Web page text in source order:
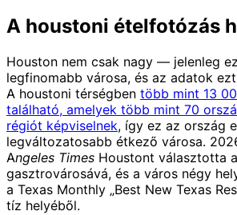
A houstoni ételfotózás
Houston nem csak nagy — jelenleg
legfinomabb városa, és az adatok
A houstoni térségben több mint 13
található, amelyek több mint 70
régiót képviselnek, így ez az ország
legváltozatosabb étkező városa.
Angeles Times Houstont választotta
gasztrovárosává, és a város négy
a Texas Monthly „Best New Texas
tíz helyéből.